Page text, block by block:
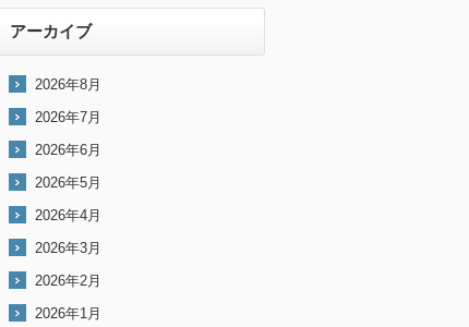
アーカイブ
2026年8月
2026年7月
2026年6月
2026年5月
2026年4月
2026年3月
2026年2月
2026年1月